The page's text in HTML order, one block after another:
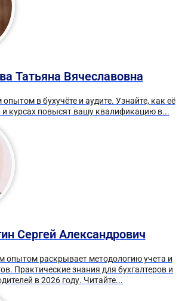
Татьяна Вячеславовна
в бухучёте и аудите. Узнайте, как её
и курсах повысят вашу квалификацию в...
Сергей Александрович
опытом раскрывает методологию учета и
Практические знания для бухгалтеров и
в 2026 году. Читайте...